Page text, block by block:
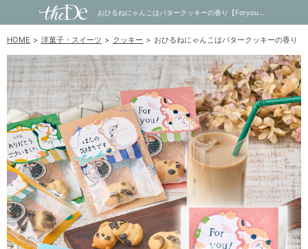
HOME 洋菓子・スイーツ クッキー おひるねにゃんこはバタークッキーの香り